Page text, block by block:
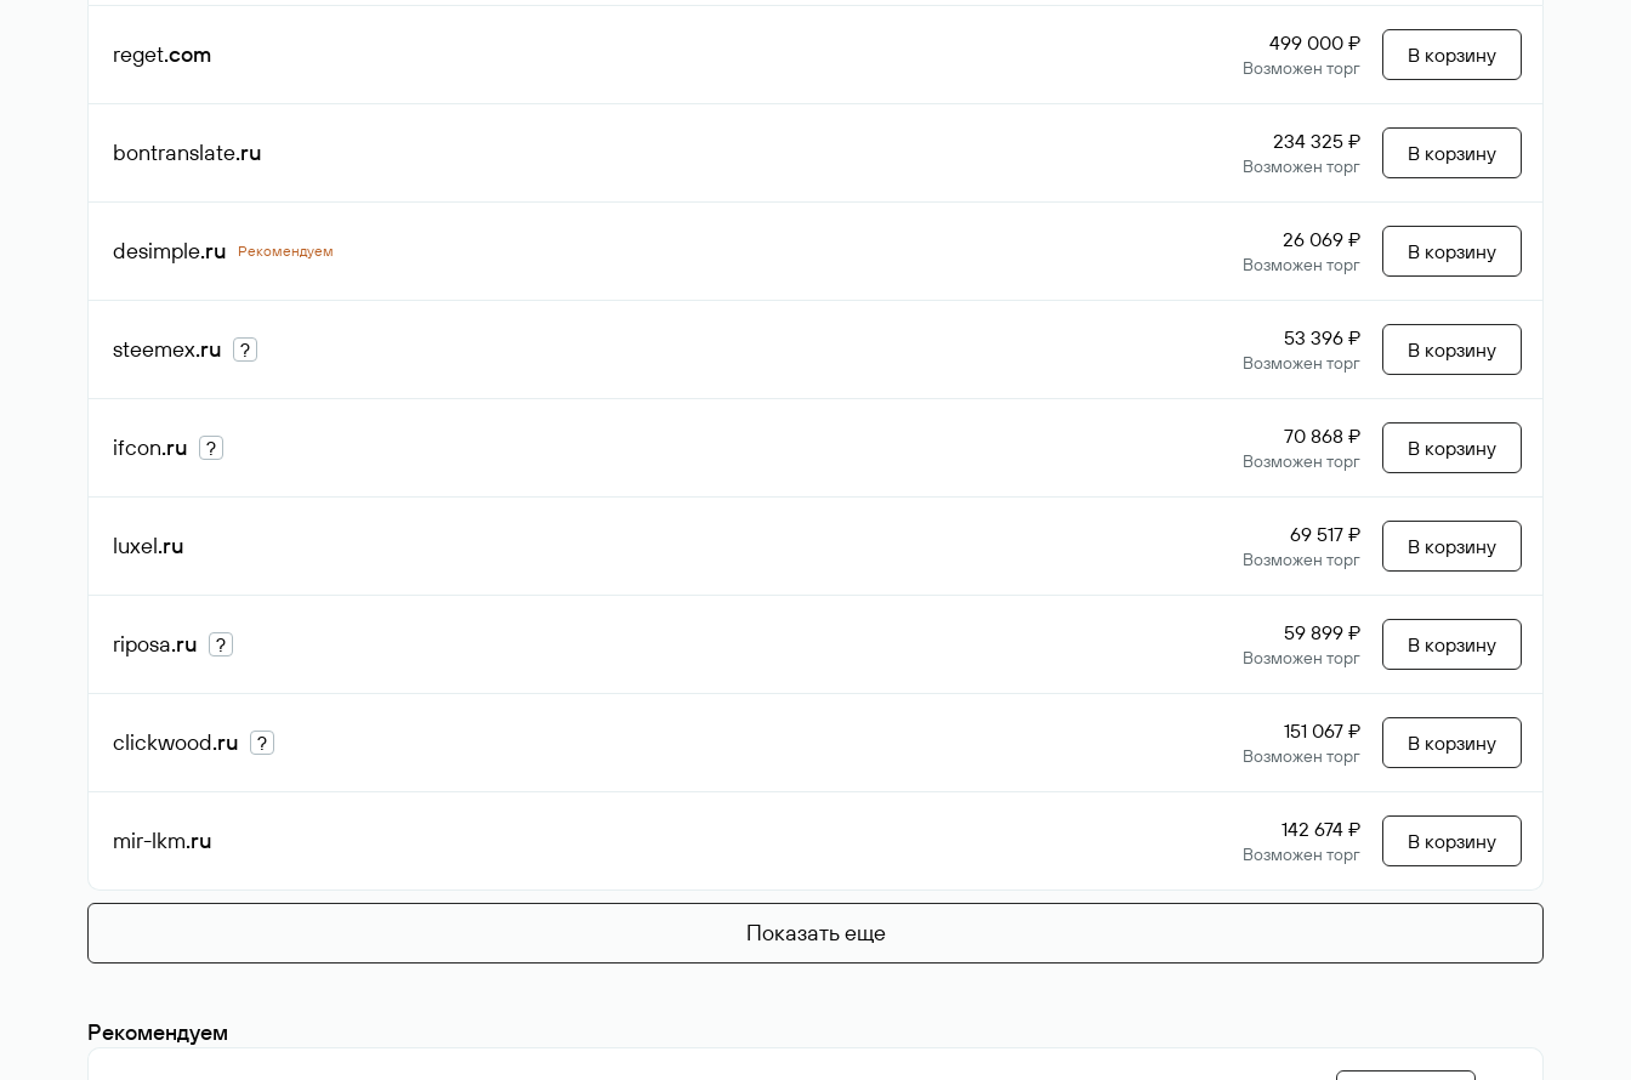
reget.com 499 000 ₽
Возможен торг
В корзину
bontranslate.ru 234 325 ₽
Возможен торг
В корзину
desimple.ru Рекомендуем 26 069 ₽
Возможен торг
В корзину
steemex.ru ? 53 396 ₽
Возможен торг
В корзину
ifcon.ru ? 70 868 ₽
Возможен торг
В корзину
luxel.ru 69 517 ₽
Возможен торг
В корзину
riposa.ru ? 59 899 ₽
Возможен торг
В корзину
clickwood.ru ? 151 067 ₽
Возможен торг
В корзину
mir-lkm.ru 142 674 ₽
Возможен торг
В корзину
Показать еще
Рекомендуем